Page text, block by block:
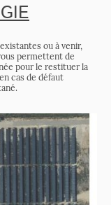
ou à venir,
permettent de
pour le restituer la
cas de défaut